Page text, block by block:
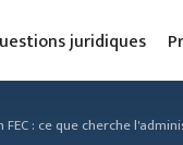
juridiques
: ce que cherche